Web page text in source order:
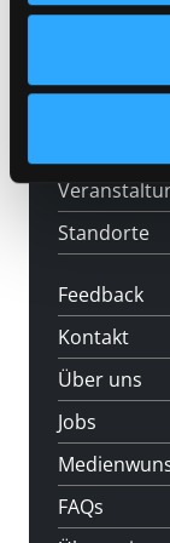
Angebote
Standorte
Feedback
Kontakt
Über uns
Jobs
FAQs